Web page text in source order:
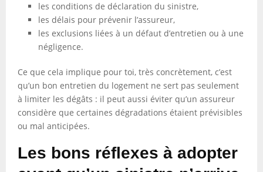
les conditions de déclaration du sinistre,
les délais pour prévenir l’assureur,
les exclusions liées à un défaut d’entretien ou à une
négligence.
Ce que cela implique pour toi, très concrètement, c’est
qu’un bon entretien du logement ne sert pas seulement
à limiter les dégâts : il peut aussi éviter qu’un assureur
considère que certaines dégradations étaient prévisibles
ou mal anticipées.
Les bons réflexes à adopter